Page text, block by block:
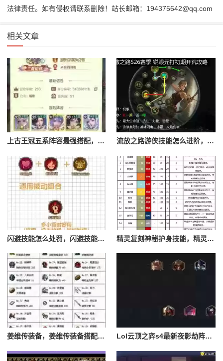
法律责任。如有侵权请联系删除！站长邮箱：194375642@qq.com
相关文章
上古王冠五系阵容最强搭配，上古王冠五星排行 流放之路游侠技能怎么进阶，流放之路游侠技能怎么进阶的
闪避技能怎么处罚，闪避技能怎么处罚队友 精灵复刻神秘护身技能，精灵复刻攻略
姜维传装备，姜维传装备搭配一览表最新 Lol云顶之弈s4最新夜影劫阵容搭配，云顶之奕夜影劫阵容